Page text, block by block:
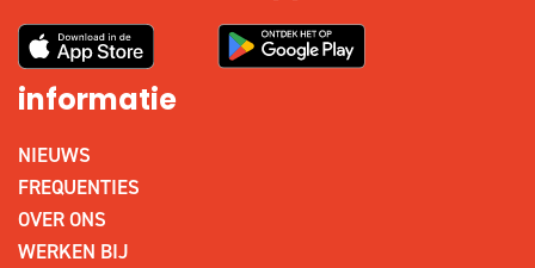
informatie
NIEUWS
FREQUENTIES
OVER ONS
WERKEN BIJ